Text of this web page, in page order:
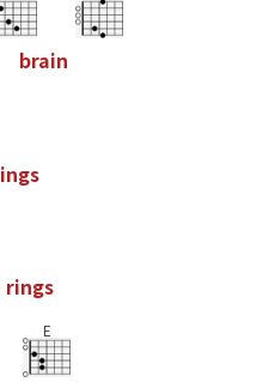
brain
ings
rings
E